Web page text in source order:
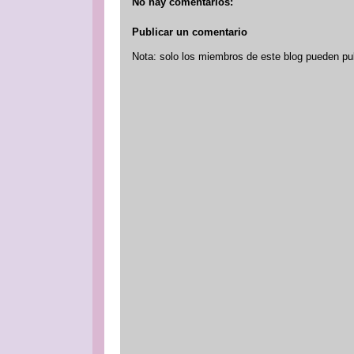
Publicar un comentario
Nota: solo los miembros de este blog pueden